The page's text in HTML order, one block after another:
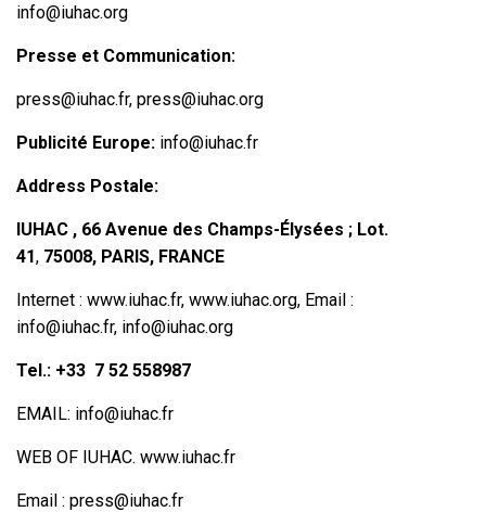
info@iuhac.org
Presse et Communication:
press@iuhac.fr, press@iuhac.org
Publicité Europe: info@iuhac.fr
Address Postale:
IUHAC , 66 Avenue des Champs-Élysées ; Lot.
41, 75008, PARIS, FRANCE
Internet : www.iuhac.fr, www.iuhac.org, Email :
info@iuhac.fr, info@iuhac.org
Tel.: +33 7 52 558987
EMAIL: info@iuhac.fr
WEB OF IUHAC. www.iuhac.fr
Email : press@iuhac.fr